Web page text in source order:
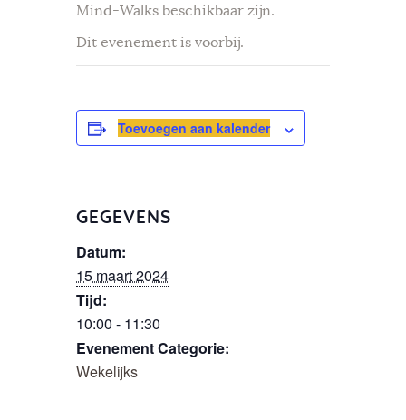
Mind-Walks beschikbaar zijn.
Dit evenement is voorbij.
Toevoegen aan kalender
GEGEVENS
Datum:
15 maart 2024
Tijd:
10:00 - 11:30
Evenement Categorie:
Wekelijks